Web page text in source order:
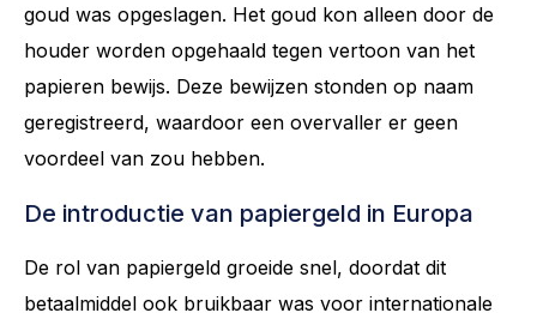
goud was opgeslagen. Het goud kon alleen door de
houder worden opgehaald tegen vertoon van het
papieren bewijs. Deze bewijzen stonden op naam
geregistreerd, waardoor een overvaller er geen
voordeel van zou hebben.
De introductie van papiergeld in Europa
De rol van papiergeld groeide snel, doordat dit
betaalmiddel ook bruikbaar was voor internationale